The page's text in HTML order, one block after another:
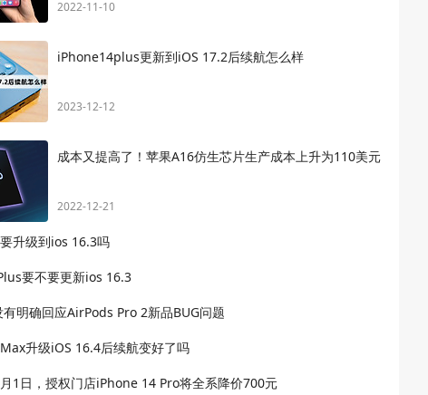
2022-11-10
iPhone14plus更新到iOS 17.2后续航怎么样
2023-12-12
成本又提高了！苹果A16仿生芯片生产成本上升为110美元
2022-12-21
升级到ios 16.3吗
要不要更新ios 16.3
明确回应AirPods Pro 2新品BUG问题
升级iOS 16.4后续航变好了吗
1日，授权门店iPhone 14 Pro将全系降价700元